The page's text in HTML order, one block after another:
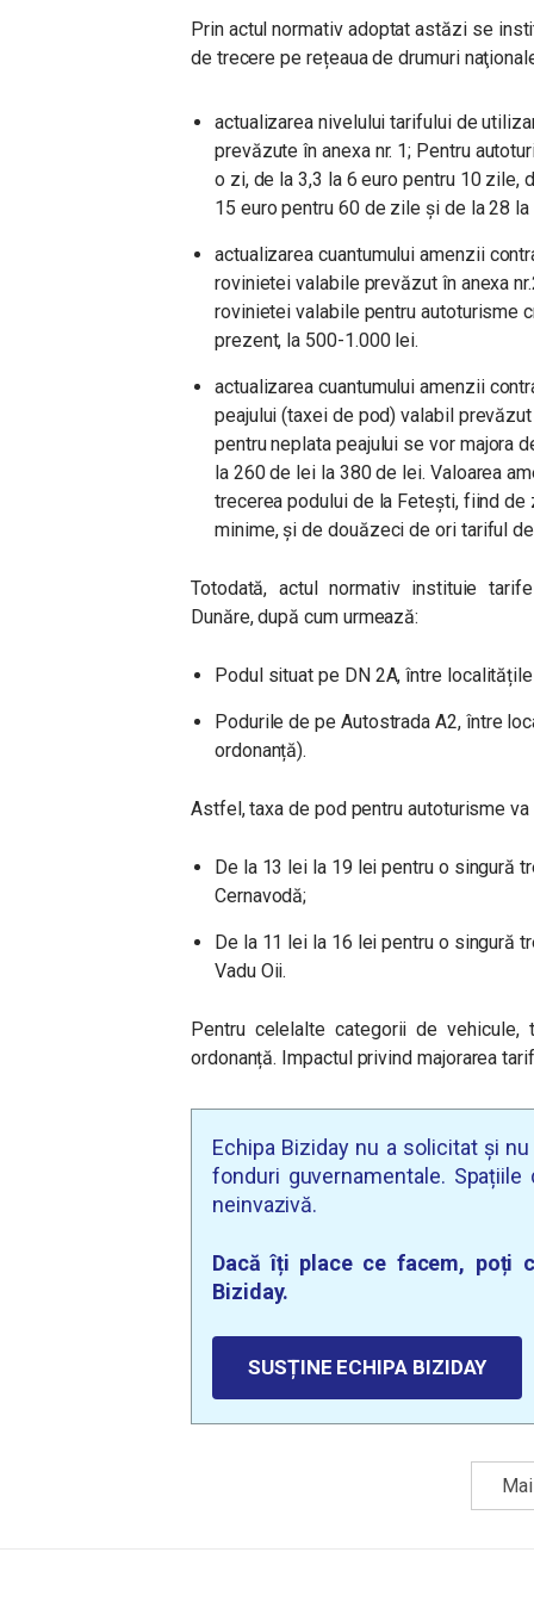
Prin actul normativ adoptat astăzi se
de trecere pe rețeaua de drumuri
actualizarea nivelului tarifului de
prevăzute în anexa nr. 1; Pentru
o zi, de la 3,3 la 6 euro pentru 10 zile,
15 euro pentru 60 de zile și de la 28
actualizarea cuantumului amenzii
rovinietei valabile prevăzut în anexa
rovinietei valabile pentru autoturisme
prezent, la 500-1.000 lei.
actualizarea cuantumului amenzii
peajului (taxei de pod) valabil
pentru neplata peajului se vor majora
la 260 de lei la 380 de lei. Valoarea
trecerea podului de la Fetești, fiind
minime, și de douăzeci de ori tariful
Totodată, actul normativ instituie
Dunăre, după cum urmează:
Podul situat pe DN 2A, între
Podurile de pe Autostrada A2, între
ordonanță).
Astfel, taxa de pod pentru autoturisme
De la 13 lei la 19 lei pentru o singură
Cernavodă;
De la 11 lei la 16 lei pentru o singură
Vadu Oii.
Pentru celelalte categorii de vehicule,
ordonanță. Impactul privind majorarea
Echipa Biziday nu a solicitat și
fonduri guvernamentale.
neinvazivă.
Dacă îți place ce facem, poți
Biziday.
SUSȚINE ECHIPA BIZIDAY